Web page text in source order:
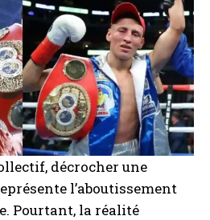
décrocher une
l’aboutissement
Pourtant, la réalité